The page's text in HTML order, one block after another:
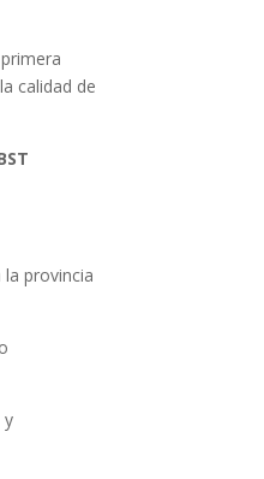
calidad de
provincia
y